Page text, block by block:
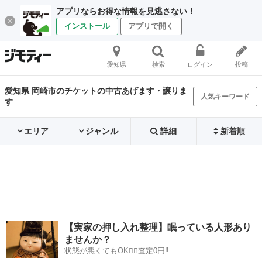
アプリならお得な情報を見逃さない！
インストール アプリで開く
愛知県 検索 ログイン 投稿
愛知県 岡崎市のチケットの中古あげます・譲りま
す
人気キーワード
エリア ジャンル 詳細 新着順
【実家の押し入れ整理】眠っている人形あり
ませんか？
状態が悪くてもOK🙆‍♀️査定0円‼️